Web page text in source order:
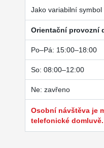
Jako variabilní
Orientační provozní
Po–Pá: 15:00–18:00
So: 08:00–12:00
Ne: zavřeno
Osobní návštěva je
telefonické domluvě.